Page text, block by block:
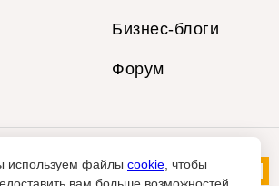
Бизнес-блоги
Форум
используем файлы cookie , чтобы